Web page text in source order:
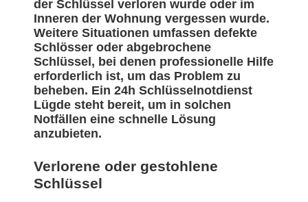
der Schlüssel verloren wurde oder im
Inneren der Wohnung vergessen wurde.
Weitere Situationen umfassen defekte
Schlösser oder abgebrochene
Schlüssel, bei denen professionelle Hilfe
erforderlich ist, um das Problem zu
beheben. Ein 24h Schlüsselnotdienst
Lügde steht bereit, um in solchen
Notfällen eine schnelle Lösung
anzubieten.
Verlorene oder gestohlene
Schlüssel